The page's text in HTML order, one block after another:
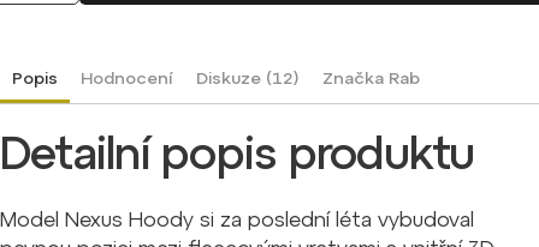
Popis Hodnocení Diskuze (12) ZnačkaRab
Detailní popis produktu
Model Nexus Hoody si za poslední léta vybudoval